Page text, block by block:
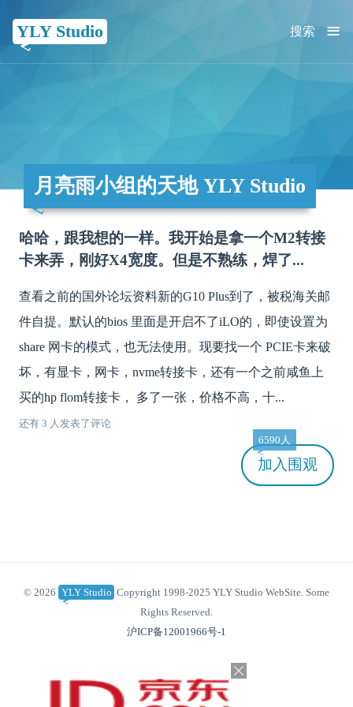
YLY Studio ≡
搜索
月亮雨小组的天地 YLY Studio
哈哈，跟我想的一样。我开始是拿一个M2转接
卡来弄，刚好X4宽度。但是不熟练，焊了...
查看之前的国外论坛资料新的G10 Plus到了，被税海关邮
件自提。默认的bios 里面是开启不了iLO的，即使设置为
share 网卡的模式，也无法使用。现要找一个 PCIE卡来破
坏，有显卡，网卡，nvme转接卡，还有一个之前咸鱼上
买的hp flom转接卡， 多了一张，价格不高，十...
还有 3 人发表了评论
加入
6590人
围观
© 2026 YLY Studio Copyright 1998-2025 YLY Studio WebSite. Some
Rights Reserved.
沪ICP备12001966号-1